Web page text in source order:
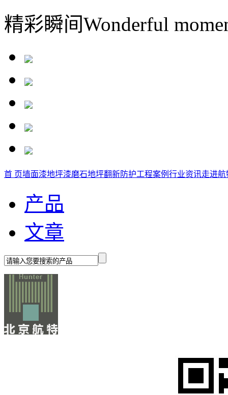
精彩瞬间Wonderful
首 页墙面漆地坪漆磨石地坪翻新防护工程案例 行业资讯走进航
产品
文章